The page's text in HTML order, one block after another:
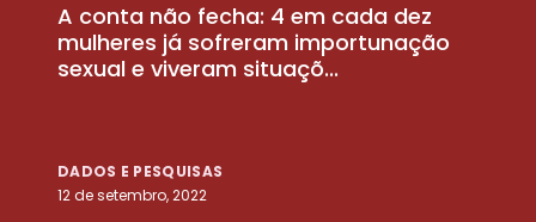
A conta não fecha: 4 em cada dez
mulheres já sofreram importunação
sexual e viveram situaçõ...
DADOS E PESQUISAS
12 de setembro, 2022